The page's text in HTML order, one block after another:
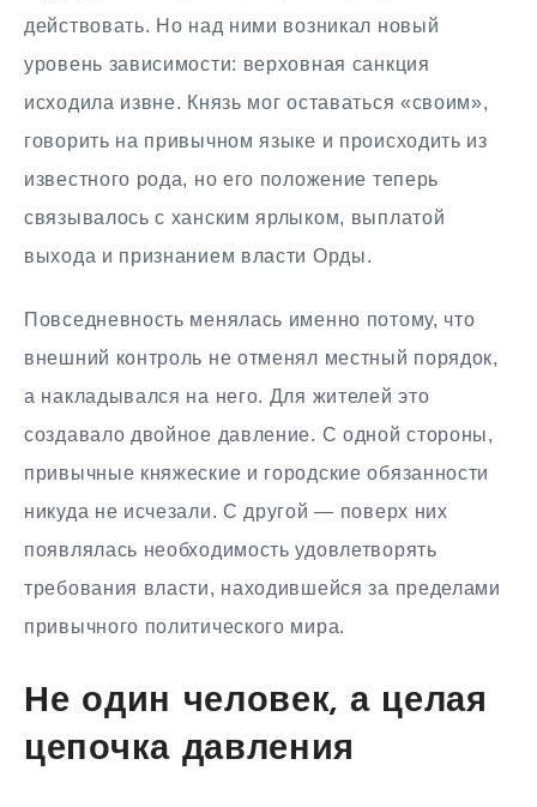
действовать. Но над ними возникал новый
уровень зависимости: верховная санкция
исходила извне. Князь мог оставаться «своим»,
говорить на привычном языке и происходить из
известного рода, но его положение теперь
связывалось с ханским ярлыком, выплатой
выхода и признанием власти Орды.
Повседневность менялась именно потому, что
внешний контроль не отменял местный порядок,
а накладывался на него. Для жителей это
создавало двойное давление. С одной стороны,
привычные княжеские и городские обязанности
никуда не исчезали. С другой — поверх них
появлялась необходимость удовлетворять
требования власти, находившейся за пределами
привычного политического мира.
Не один человек, а целая
цепочка давления